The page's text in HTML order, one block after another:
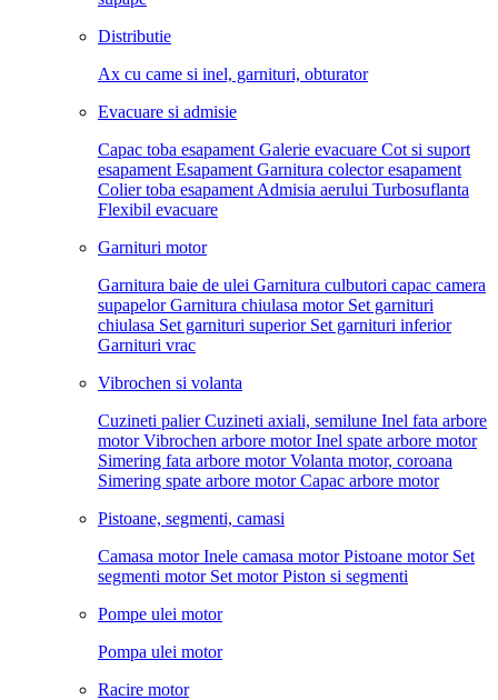
Distributie
Ax cu came si inel, garnituri, obturator
Evacuare si admisie
Capac toba esapament Galerie evacuare Cot si suport
esapament Esapament Garnitura colector esapament
Colier toba esapament Admisia aerului Turbosuflanta
Flexibil evacuare
Garnituri motor
Garnitura baie de ulei Garnitura culbutori capac camera
supapelor Garnitura chiulasa motor Set garnituri
chiulasa Set garnituri superior Set garnituri inferior
Garnituri vrac
Vibrochen si volanta
Cuzineti palier Cuzineti axiali, semilune Inel fata arbore
motor Vibrochen arbore motor Inel spate arbore motor
Simering fata arbore motor Volanta motor, coroana
Simering spate arbore motor Capac arbore motor
Pistoane, segmenti, camasi
Camasa motor Inele camasa motor Pistoane motor Set
segmenti motor Set motor Piston si segmenti
Pompe ulei motor
Pompa ulei motor
Racire motor